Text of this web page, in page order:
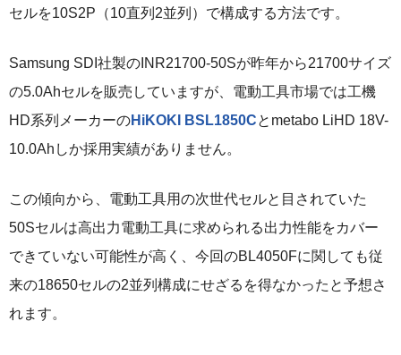
セルを10S2P（10直列2並列）で構成する方法です。
Samsung SDI社製のINR21700-50Sが昨年から21700サイズ
の5.0Ahセルを販売していますが、電動工具市場では工機
HD系列メーカーのHiKOKI BSL1850Cとmetabo LiHD 18V-
10.0Ahしか採用実績がありません。
この傾向から、電動工具用の次世代セルと目されていた
50Sセルは高出力電動工具に求められる出力性能をカバー
できていない可能性が高く、今回のBL4050Fに関しても従
来の18650セルの2並列構成にせざるを得なかったと予想さ
れます。